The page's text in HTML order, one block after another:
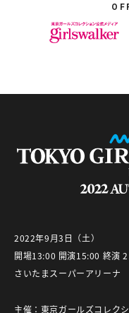
2022年9月3日（土）
開場13:00 開演15:00 終演
さいたまスーパーアリーナ
主催：東京ガールズコレク